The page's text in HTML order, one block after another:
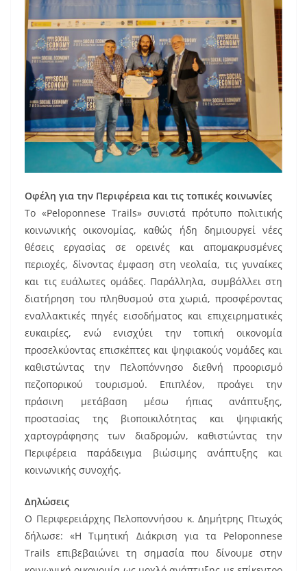
Οφέλη για την Περιφέρεια και τις τοπικές κοινωνίες
Το «Peloponnese Trails» συνιστά πρότυπο πολιτικής
κοινωνικής οικονομίας, καθώς ήδη δημιουργεί νέες
θέσεις εργασίας σε ορεινές και απομακρυσμένες
περιοχές, δίνοντας έμφαση στη νεολαία, τις γυναίκες
και τις ευάλωτες ομάδες. Παράλληλα, συμβάλλει στη
διατήρηση του πληθυσμού στα χωριά, προσφέροντας
εναλλακτικές πηγές εισοδήματος και επιχειρηματικές
ευκαιρίες, ενώ ενισχύει την τοπική οικονομία
προσελκύοντας επισκέπτες και ψηφιακούς νομάδες και
καθιστώντας την Πελοπόννησο διεθνή προορισμό
πεζοπορικού τουρισμού. Επιπλέον, προάγει την
πράσινη μετάβαση μέσω ήπιας ανάπτυξης,
προστασίας της βιοποικιλότητας και ψηφιακής
χαρτογράφησης των διαδρομών, καθιστώντας την
Περιφέρεια παράδειγμα βιώσιμης ανάπτυξης και
κοινωνικής συνοχής.
Δηλώσεις
Ο Περιφερειάρχης Πελοποννήσου κ. Δημήτρης Πτωχός
δήλωσε: «Η Τιμητική Διάκριση για τα Peloponnese
Trails επιβεβαιώνει τη σημασία που δίνουμε στην